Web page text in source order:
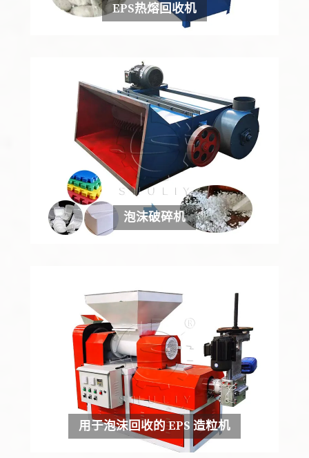
EPS热熔回收机
泡沫破碎机
用于泡沫回收的 EPS 造粒机